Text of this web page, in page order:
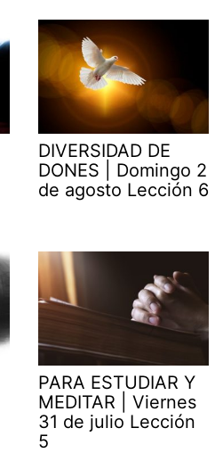
DIVERSIDAD DE
DONES | Domingo 2
de agosto Lección 6
PARA ESTUDIAR Y
MEDITAR | Viernes
31 de julio Lección
5